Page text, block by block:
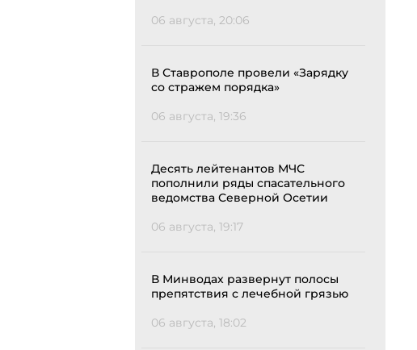
06 августа, 20:06
В Ставрополе провели «Зарядку
со стражем порядка»
06 августа, 19:36
Десять лейтенантов МЧС
пополнили ряды спасательного
ведомства Северной Осетии
06 августа, 19:17
В Минводах развернут полосы
препятствия с лечебной грязью
06 августа, 18:02